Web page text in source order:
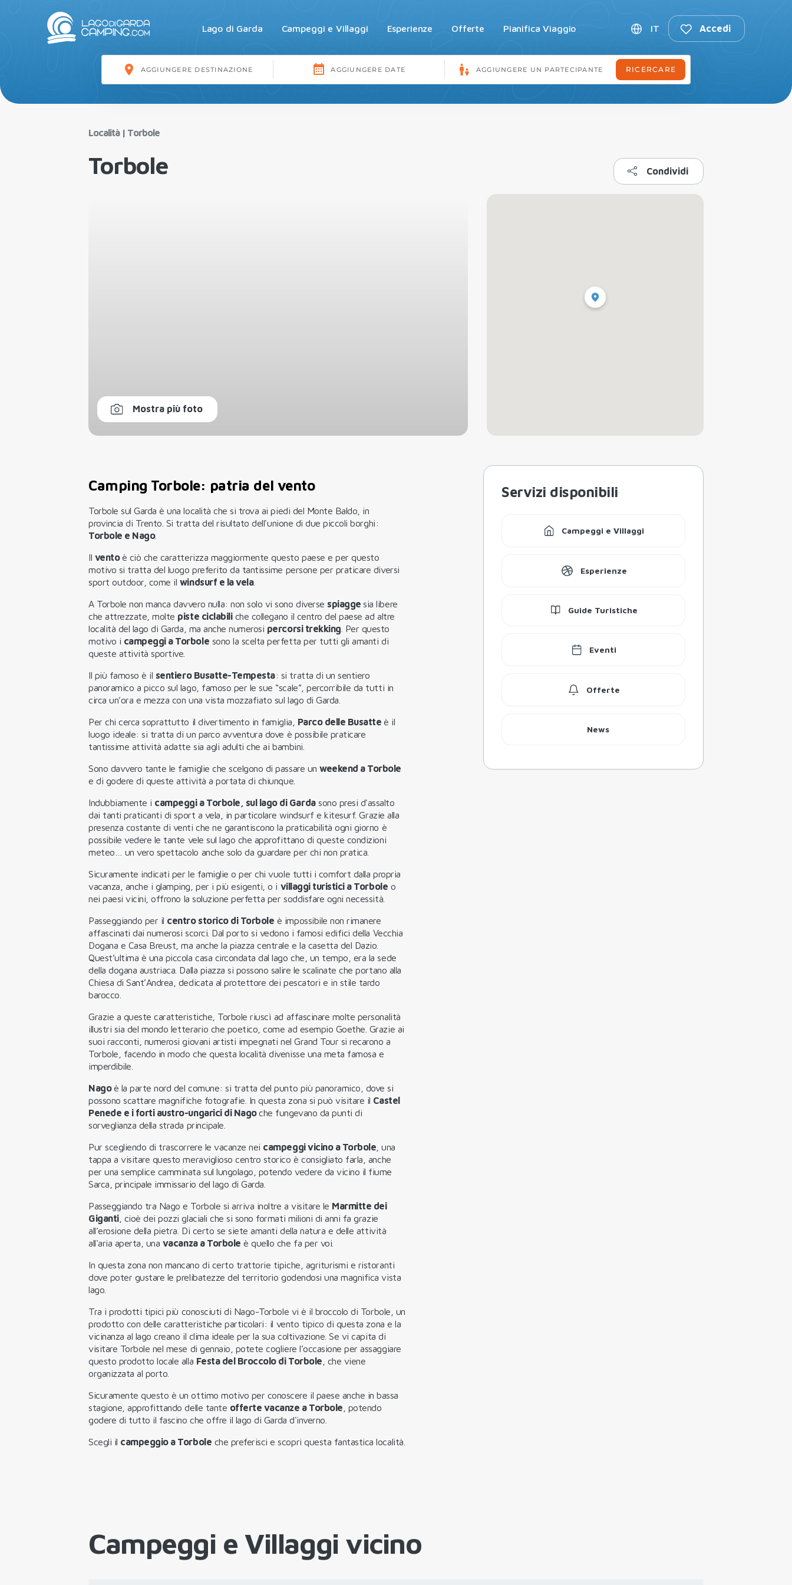
Lago di Garda Campeggi e Villaggi Esperienze Offerte Pianifica Viaggio IT Accedi
Località| Torbole
Torbole Condividi
Mostra più foto
Camping Torbole: patria del vento
Torbole sul Garda è una località che si trova ai piedi del Monte Baldo, in
provincia di Trento. Si tratta del risultato dell'unione di due piccoli borghi:
Torbole e Nago.
Il ventoè ciò che caratterizza maggiormente questo paese e per questo
motivo si tratta del luogo preferito da tantissime persone per praticare diversi
sport outdoor, come il windsurf e la vela.
A Torbole non manca davvero nulla: non solo vi sono diverse spiaggesia libere
che attrezzate, molte piste ciclabiliche collegano il centro del paese ad altre
località del lago di Garda, ma anche numerosi percorsi trekking . Per questo
motivo i campeggi a Torbole sono la scelta perfetta per tutti gli amanti di
queste attività sportive.
Il più famoso è il sentiero Busatte-Tempesta: si tratta di un sentiero
panoramico a picco sul lago, famoso per le sue “scale”, percorribile da tutti in
circa un’ora e mezza con una vista mozzafiato sul lago di Garda.
Per chi cerca soprattutto il divertimento in famiglia, Parco delle Busatteè il
luogo ideale: si tratta di un parco avventura dove è possibile praticare
tantissime attività adatte sia agli adulti che ai bambini.
Sono davvero tante le famiglie che scelgono di passare unweekend a Torbole
e di godere di queste attività a portata di chiunque.
Indubbiamente i campeggi a Torbole, sul lago di Gardasono presi d'assalto
dai tanti praticanti di sport a vela, in particolare windsurf e kitesurf. Grazie alla
presenza costante di venti che ne garantiscono la praticabilità ogni giorno è
possibile vedere le tante vele sul lago che approfittano di queste condizioni
meteo… un vero spettacolo anche solo da guardare per chi non pratica.
Sicuramente indicati per le famiglie o per chi vuole tutti i comfort dalla propria
vacanza, anche i glamping, per i più esigenti, o i villaggi turistici a Torbole o
nei paesi vicini, offrono la soluzione perfetta per soddisfare ogni necessità.
Passeggiando per il centro storico di Torbole è impossibile non rimanere
affascinati dai numerosi scorci. Dal porto si vedono i famosi edifici della Vecchia
Dogana e Casa Breust, ma anche la piazza centrale e la casetta del Dazio.
Quest’ultima è una piccola casa circondata dal lago che, un tempo, era la sede
della dogana austriaca. Dalla piazza si possono salire le scalinate che portano alla
Chiesa di Sant’Andrea, dedicata al protettore dei pescatori e in stile tardo
barocco.
Grazie a queste caratteristiche, Torbole riuscì ad affascinare molte personalità
illustri sia del mondo letterario che poetico, come ad esempio Goethe. Grazie ai
suoi racconti, numerosi giovani artisti impegnati nel Grand Tour si recarono a
Torbole, facendo in modo che questa località divenisse una meta famosa e
imperdibile.
Nagoè la parte nord del comune: si tratta del punto più panoramico, dove si
possono scattare magnifiche fotografie. In questa zona si può visitare il Castel
Penede e i forti austro-ungarici di Nagoche fungevano da punti di
sorveglianza della strada principale.
Pur scegliendo di trascorrere le vacanze nei campeggi vicino a Torbole , una
tappa a visitare questo meraviglioso centro storico è consigliato farla, anche
per una semplice camminata sul lungolago, potendo vedere da vicino il fiume
Sarca, principale immissario del lago di Garda.
Passeggiando tra Nago e Torbole si arriva inoltre a visitare le Marmitte dei
Giganti, cioè dei pozzi glaciali che si sono formati milioni di anni fa grazie
all’erosione della pietra. Di certo se siete amanti della natura e delle attività
all'aria aperta, una vacanza a Torbole è quello che fa per voi.
In questa zona non mancano di certo trattorie tipiche, agriturismi e ristoranti
dove poter gustare le prelibatezze del territorio godendosi una magnifica vista
lago.
Tra i prodotti tipici più conosciuti di Nago-Torbole vi è il broccolo di Torbole, un
prodotto con delle caratteristiche particolari: il vento tipico di questa zona e la
vicinanza al lago creano il clima ideale per la sua coltivazione. Se vi capita di
visitare Torbole nel mese di gennaio, potete cogliere l’occasione per assaggiare
questo prodotto locale alla Festa del Broccolo di Torbole , che viene
organizzata al porto.
Sicuramente questo è un ottimo motivo per conoscere il paese anche in bassa
stagione, approfittando delle tante offerte vacanze a Torbole , potendo
godere di tutto il fascino che offre il lago di Garda d'inverno.
Scegli il campeggio a Torbole che preferisci e scopri questa fantastica località.
Servizi disponibili
Campeggi e Villaggi
Esperienze
Guide Turistiche
Eventi
Offerte
News
Campeggi e Villaggi vicino